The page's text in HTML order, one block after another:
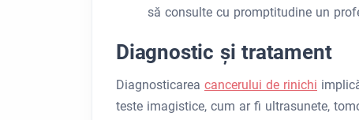
să consulte cu promptitudine un
Diagnostic și tratament
Diagnosticarea cancerului de rinichi
teste imagistice, cum ar fi ultrasunete,